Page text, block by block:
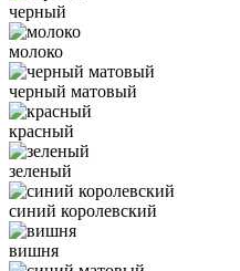
черный
молоко
черный матовый
красный
зеленый
синий королевский
вишня